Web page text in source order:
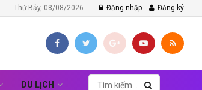
Thứ Bảy, 08/08/2026 Đăng nhập Đăng ký
DU LỊCH